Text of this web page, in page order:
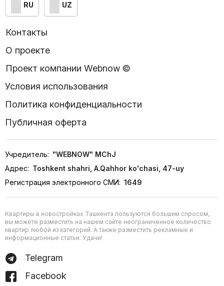
RU UZ
Контакты
О проекте
Проект компании Webnow ©
Условия использования
Политика конфиденциальности
Публичная оферта
Учредитель: "WEBNOW" MChJ
Адрес: Toshkent shahri, A.Qahhor ko'chasi, 47-uy
Регистрация электронного СМИ: 1649
Квартиры в новостройках Ташкента пользуются большим спросом,
вы можете разместить на нашем сайте неограниченное количество
квартир любой из категорий. А также разместить рекламные и
информационные статьи. Удачи!
Telegram
Facebook